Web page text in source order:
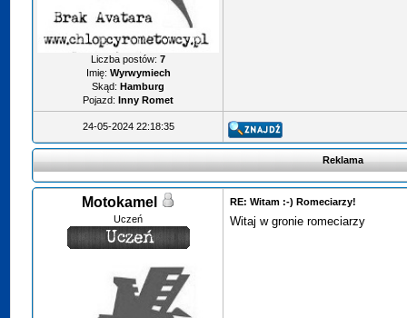
Liczba postów:7
Imię: Wyrwymiech
Skąd: Hamburg
Pojazd: Inny Romet
24-05-2024 22:18:35
Reklama
Motokamel
Uczeń
RE: Witam :-) Romeciarzy!
Witaj w gronie romeciarzy